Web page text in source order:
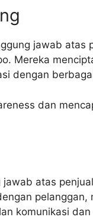
jawab atas
Mereka
dengan
dan
atas
komunikasi